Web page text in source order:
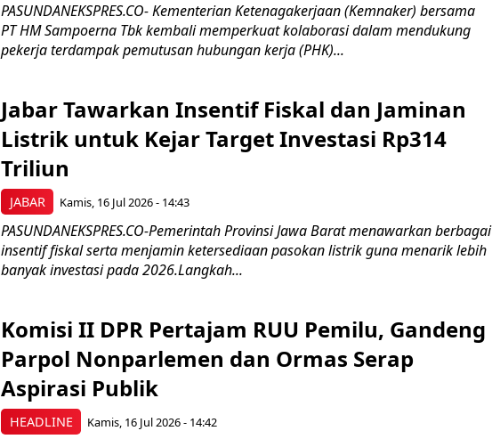
PASUNDANEKSPRES.CO- Kementerian Ketenagakerjaan (Kemnaker) bersama
PT HM Sampoerna Tbk kembali memperkuat kolaborasi dalam mendukung
pekerja terdampak pemutusan hubungan kerja (PHK)...
JABAR
Jabar Tawarkan Insentif Fiskal dan Jaminan
Listrik untuk Kejar Target Investasi Rp314
Triliun
Kamis, 16 Jul 2026 - 14:43
PASUNDANEKSPRES.CO-Pemerintah Provinsi Jawa Barat menawarkan berbagai
insentif fiskal serta menjamin ketersediaan pasokan listrik guna menarik lebih
banyak investasi pada 2026.Langkah...
HEADLINE
Komisi II DPR Pertajam RUU Pemilu, Gandeng
Parpol Nonparlemen dan Ormas Serap
Aspirasi Publik
Kamis, 16 Jul 2026 - 14:42